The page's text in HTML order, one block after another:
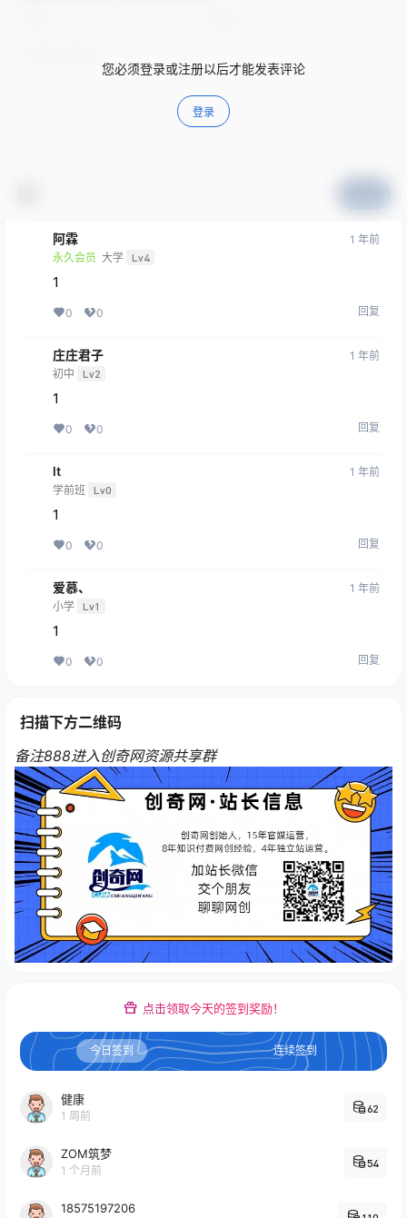
您必须登录或注册以后才能发表评论
登录
阿霖
永久会员 大学 Lv4
1 年前
1
0 0 回复
庄庄君子
初中 Lv2
1 年前
1
0 0 回复
lt
学前班 Lv0
1 年前
1
0 0 回复
爱慕、
小学 Lv1
1 年前
1
0 0 回复
扫描下方二维码
备注888进入创奇网资源共享群
点击领取今天的签到奖励！
今日签到 连续签到
健康
1 周前
62
ZOM筑梦
1 个月前
54
18575197206